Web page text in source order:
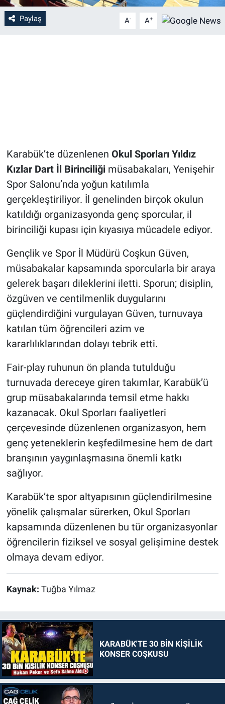
Paylaş A- A+
Karabük’te düzenlenen Okul Sporları Yıldız
Kızlar Dart İl Birinciliğimüsabakaları, Yenişehir
Spor Salonu’nda yoğun katılımla
gerçekleştiriliyor. İl genelinden birçok okulun
katıldığı organizasyonda genç sporcular, il
birinciliği kupası için kıyasıya mücadele ediyor.
Gençlik ve Spor İl Müdürü Coşkun Güven,
müsabakalar kapsamında sporcularla bir araya
gelerek başarı dileklerini iletti. Sporun; disiplin,
özgüven ve centilmenlik duygularını
güçlendirdiğini vurgulayan Güven, turnuvaya
katılan tüm öğrencileri azim ve
kararlılıklarından dolayı tebrik etti.
Fair-play ruhunun ön planda tutulduğu
turnuvada dereceye giren takımlar, Karabük’ü
grup müsabakalarında temsil etme hakkı
kazanacak. Okul Sporları faaliyetleri
çerçevesinde düzenlenen organizasyon, hem
genç yeteneklerin keşfedilmesine hem de dart
branşının yaygınlaşmasına önemli katkı
sağlıyor.
Karabük’te spor altyapısının güçlendirilmesine
yönelik çalışmalar sürerken, Okul Sporları
kapsamında düzenlenen bu tür organizasyonlar
öğrencilerin fiziksel ve sosyal gelişimine destek
olmaya devam ediyor.
Kaynak: Tuğba Yılmaz
KARABÜK'TE 30 BİN KİŞİLİK
KONSER COŞKUSU